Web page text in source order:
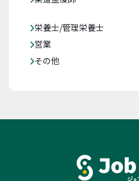
栄養士/管理栄養士
営業
その他